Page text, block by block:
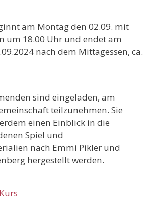
am Montag den 02.09. mit
um 18.00 Uhr und endet am
nach dem Mittagessen, ca.
sind eingeladen, am
teilzunehmen. Sie
einen Einblick in die
Spiel und
nach Emmi Pikler und
hergestellt werden.